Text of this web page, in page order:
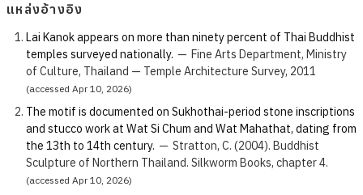
แหล่งอ้างอิง
Lai Kanok appears on more than ninety percent of Thai Buddhist
temples surveyed nationally. — Fine Arts Department, Ministry
of Culture, Thailand — Temple Architecture Survey, 2011
(accessed Apr 10, 2026)
The motif is documented on Sukhothai-period stone inscriptions
and stucco work at Wat Si Chum and Wat Mahathat, dating from
the 13th to 14th century. — Stratton, C. (2004). Buddhist
Sculpture of Northern Thailand. Silkworm Books, chapter 4.
(accessed Apr 10, 2026)